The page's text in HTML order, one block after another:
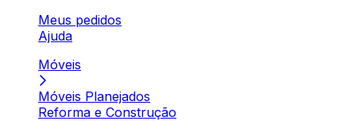
Meus pedidos
Ajuda
Móveis
Móveis Planejados
Reforma e Construção